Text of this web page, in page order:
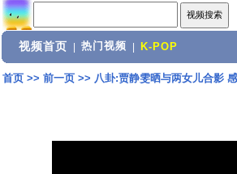
视频首页 热门视频 K-POP
首页>> 前一页>> 八卦:贾静雯晒与两女儿合影